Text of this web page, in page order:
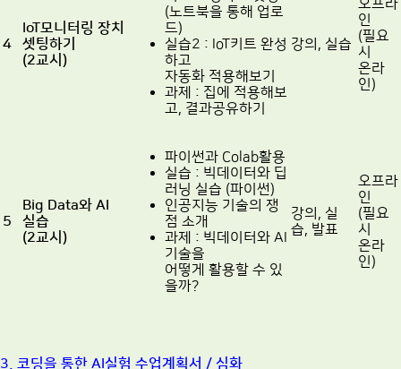
4
IoT모니터링 장치
셋팅하기
(2교시)
(노트북을 통해 업로
드)
실습2 : IoT키트 완성
하고
자동화 적용해보기
과제 : 집에 적용해보
고, 결과공유하기
강의, 실습
오프라
인
(필요
시
온라
인)
5
Big Data와 AI
실습
(2교시)
파이썬과 Colab활용
실습 : 빅데이터와 딥
러닝 실습 (파이썬)
인공지능 기술의 쟁
점 소개
과제 : 빅데이터와 AI
기술을
어떻게 활용할 수 있
을까?
강의, 실
습, 발표
오프라
인
(필요
시
온라
인)
3. 코딩을 통한 AI실험 수업계획서 / 심화